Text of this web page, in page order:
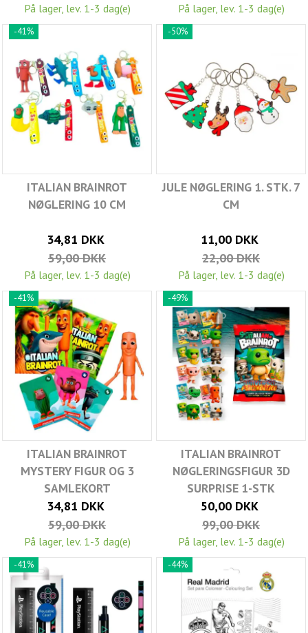
På lager, lev. 1-3 dag(e) På lager, lev. 1-3 dag(e)
-41%
ITALIAN BRAINROT
NØGLERING 10 CM
34,81 DKK
59,00 DKK
På lager, lev. 1-3 dag(e)
-50%
JULE NØGLERING 1. STK. 7
CM
11,00 DKK
22,00 DKK
På lager, lev. 1-3 dag(e)
-41%
ITALIAN BRAINROT
MYSTERY FIGUR OG 3
SAMLEKORT
34,81 DKK
59,00 DKK
På lager, lev. 1-3 dag(e)
-49%
ITALIAN BRAINROT
NØGLERINGSFIGUR 3D
SURPRISE 1-STK
50,00 DKK
99,00 DKK
På lager, lev. 1-3 dag(e)
-41% -44%